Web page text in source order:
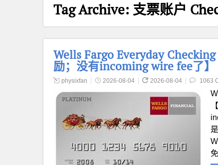
Tag Archive: 支票账户
Wells Fargo Everyday
励；没有incoming wire fee了】
physixfan 2026-08-04 2026-08-04 1063